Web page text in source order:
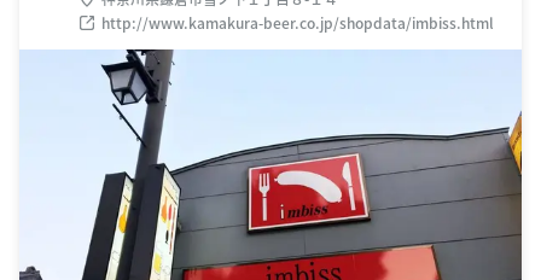
http://www.kamakura-beer.co.jp/shopdata/imbiss.html